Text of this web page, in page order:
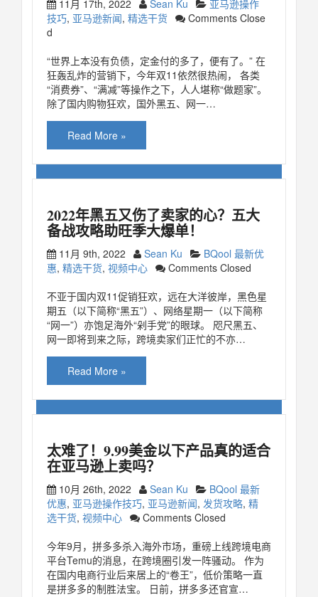
11月 17th, 2022 Sean Ku
亚马逊操作
技巧, 亚马逊新闻, 精选干货
Comments Close
d
“世界上本没有负债，定金付的多了，便有了。” 在
狂轰乱炸的营销下，今年双11依然很热闹， 各类
“消费券”、“满减”等操作之下，人人堪称“做题家”。
除了国内购物狂欢，国外黑五、网一…
Read More »
2022年黑五又伤了卖家的心？五大
备战攻略助旺季大爆单！
11月 9th, 2022 Sean Ku
BQool 最新优
惠, 精选干货, 视频中心
Comments Closed
不亚于国内双11促销狂欢，远在大洋彼岸，黑色星
期五（以下简称“黑五”）、网络星期一（以下简称
“网一”）亦饱足海外“剁手党”的眼球。 咫尺黑五、
网一即将到来之际，跨境卖家们正忙的不亦…
Read More »
太难了！9.99美金以下产品真的适合
在亚马逊上卖吗？
10月 26th, 2022 Sean Ku
BQool 最新
优惠, 亚马逊操作技巧, 亚马逊新闻, 发货攻略, 精
选干货, 视频中心
Comments Closed
今年9月，拼多多杀入海外市场，重磅上线跨境电商
平台Temu的消息，在跨境圈引发一阵骚动。 作为
在国内电商行业后来居上的“卷王”，低价策略一直
是拼多多的制胜法宝。 日前，拼多多还官宣…